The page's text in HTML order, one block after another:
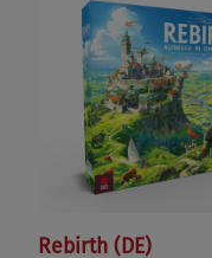
Rebirth (DE)